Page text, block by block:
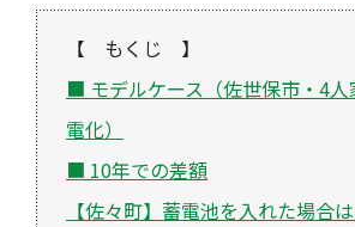
【 もくじ 】
■ モデルケース（佐世保市・4人
電化）
■ 10年での差額
【佐々町】蓄電池を入れた場合